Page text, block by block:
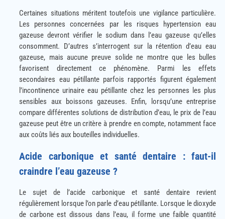
Certaines situations méritent toutefois une vigilance particulière.
Les personnes concernées par les risques hypertension eau
gazeuse devront vérifier le sodium dans l’eau gazeuse qu’elles
consomment. D’autres s’interrogent sur la rétention d’eau eau
gazeuse, mais aucune preuve solide ne montre que les bulles
favorisent directement ce phénomène. Parmi les effets
secondaires eau pétillante parfois rapportés figurent également
l’incontinence urinaire eau pétillante chez les personnes les plus
sensibles aux boissons gazeuses. Enfin, lorsqu’une entreprise
compare différentes solutions de distribution d’eau, le prix de l’eau
gazeuse peut être un critère à prendre en compte, notamment face
aux coûts liés aux bouteilles individuelles.
Acide carbonique et santé dentaire : faut-il
craindre l’eau gazeuse ?
Le sujet de l’acide carbonique et santé dentaire revient
régulièrement lorsque l’on parle d’eau pétillante. Lorsque le dioxyde
de carbone est dissous dans l’eau, il forme une faible quantité